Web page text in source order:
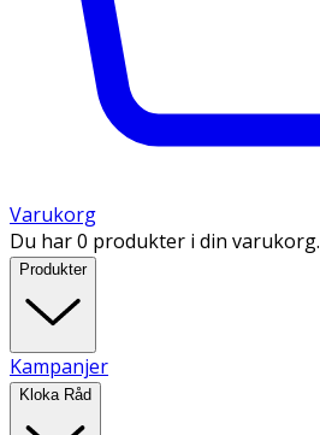
Varukorg
Du har 0 produkter i din varukorg.
Produkter
Kampanjer
Kloka Råd